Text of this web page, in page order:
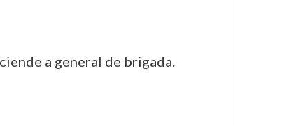
a general de brigada.